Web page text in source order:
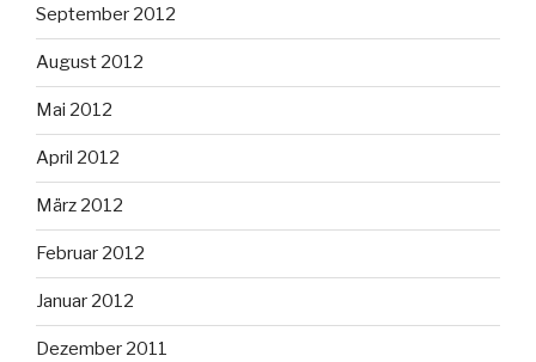
September 2012
August 2012
Mai 2012
April 2012
März 2012
Februar 2012
Januar 2012
Dezember 2011